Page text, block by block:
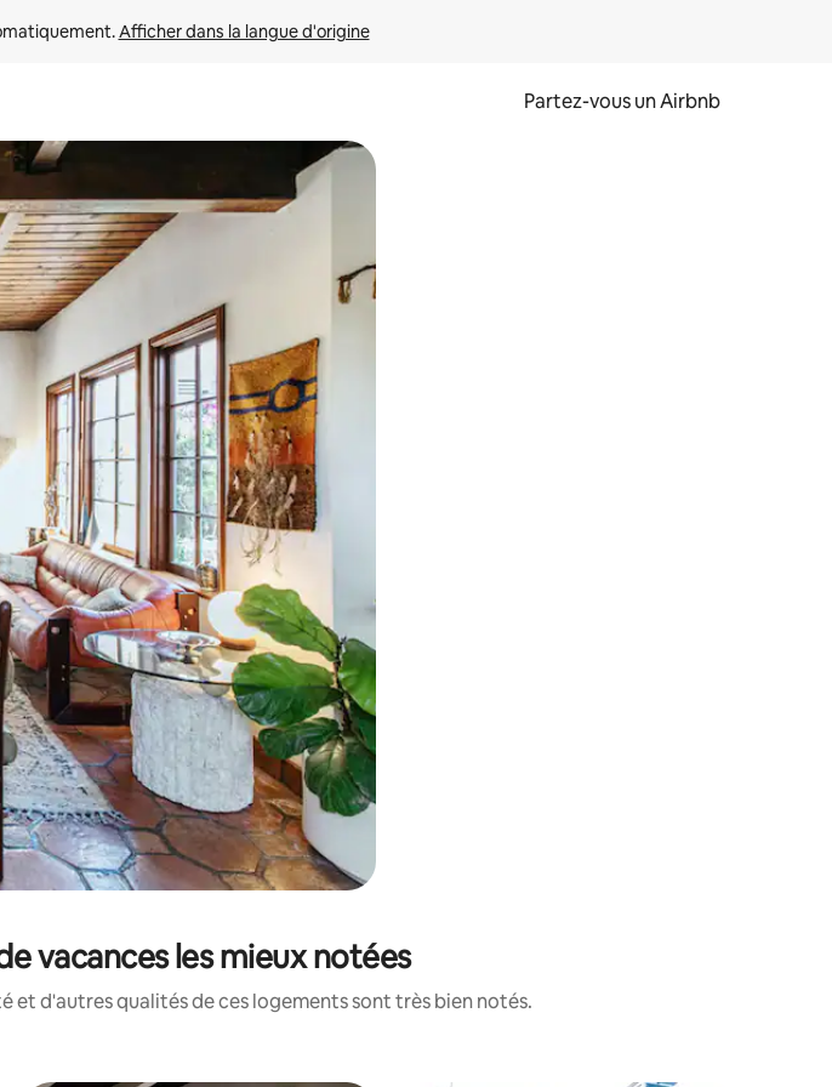
Afficher dans la langue d'origine
Partez-vous un Airbnb
vers le bas, ou en appuyant dessus et en les faisant glisser.
vacances les mieux notées
et d'autres qualités de ces logements sont très bien notés.